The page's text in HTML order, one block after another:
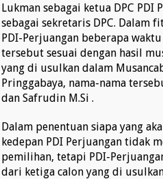
Lukman sebagai ketua DPC
sebagai sekretaris DPC. Dalam
PDI-Perjuangan beberapa
tersebut sesuai dengan hasil
yang di usulkan dalam
Pringgabaya, nama-nama
dan Safrudin M.Si .
Dalam penentuan siapa yang
kedepan PDI Perjuangan tidak
pemilihan, tetapi PDI-
dari ketiga calon yang di